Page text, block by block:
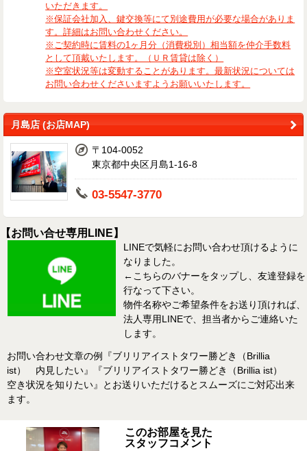
いただきます。
※保証会社加入、鍵交換等にて別途費用が必要な場合がありま
す。詳細はお問い合わせください。
※ご契約時に賃料の1ヶ月分（消費税別）相当額を仲介手数料
として頂戴いたします。（ＵＲ賃貸は除く）
※空室状況等は変動することがあります。最新状況については
お問い合わせくださいますようお願いいたします。
月島店 (お店MAP)
〒104-0052
東京都中央区月島1-16-8
03-5547-3770
【お問い合せ専用LINE】
LINEで気軽にお問い合わせ頂けるように
なりました。
←こちらのバナーをタップし、友達登録を
行なって下さい。
物件名称やご希望条件をお送り頂ければ、
法人専用LINEで、担当者からご連絡いた
します。
お問い合わせ文章の例『ブリリアイストタワー勝どき（Brillia
ist） 内見したい』『ブリリアイストタワー勝どき（Brillia ist）
空き状況を知りたい』とお送りいただけるとスムーズにご対応出来
ます。
このお部屋を見た
スタッフコメント